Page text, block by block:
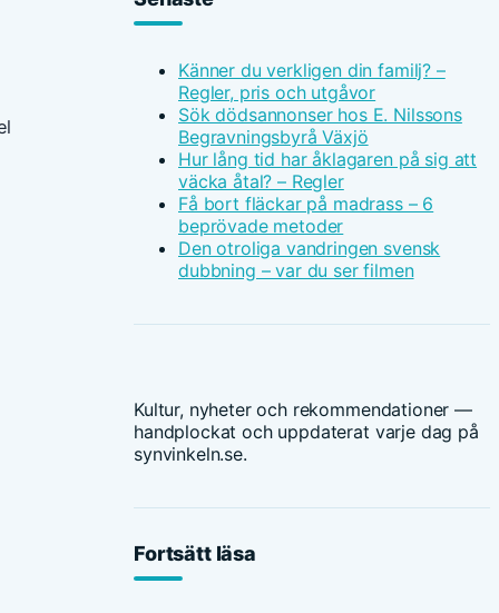
Känner du verkligen din familj? –
Regler, pris och utgåvor
Sök dödsannonser hos E. Nilssons
Begravningsbyrå Växjö
Hur lång tid har åklagaren på sig att
väcka åtal? – Regler
Få bort fläckar på madrass – 6
beprövade metoder
Den otroliga vandringen svensk
dubbning – var du ser filmen
Kultur, nyheter och rekommendationer —
handplockat och uppdaterat varje dag på
synvinkeln.se.
Fortsätt läsa